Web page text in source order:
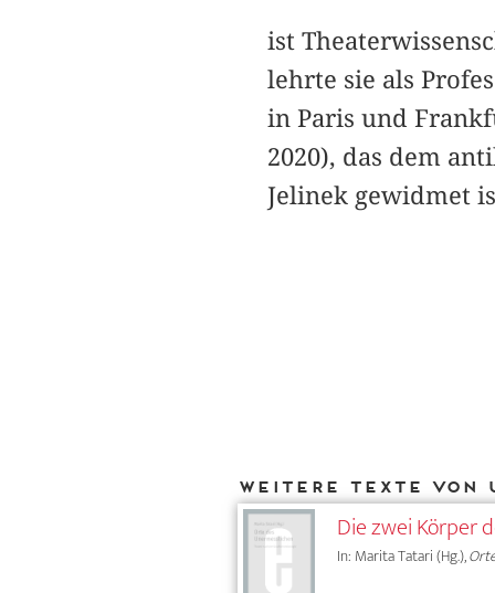
ist
lehrte sie als
in Paris und
2020), das dem
Jelinek gewidmet
Weitere Texte von
Die zwei Körper
In: Marita Tatari (Hg.),